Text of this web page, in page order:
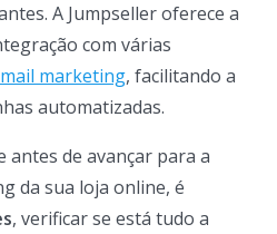
A Jumpseller oferece a
com várias
marketing, facilitando a
automatizadas.
de avançar para a
da sua loja online, é
, verificar se está tudo a